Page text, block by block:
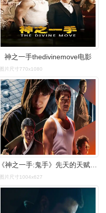
神之一手thedivinemove电影
图片尺寸770x1080
《神之一手:鬼手》先天的天赋重要 还是后天的努力重要
图片尺寸1004x627